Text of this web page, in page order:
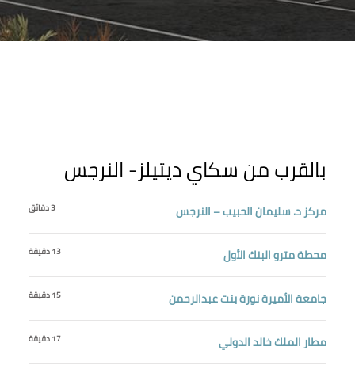
بالقرب من سكاي ديتيلز- النرجس
مركز د. سليمان الحبيب – النرجس 3 دقائق
محطة مترو البنك الأول 13 دقيقة
جامعة الأميرة نورة بنت عبدالرحمن 15 دقيقة
مطار الملك خالد الدولي 17 دقيقة